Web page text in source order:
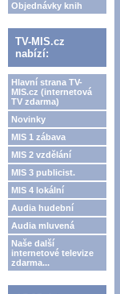
Objednávky knih
TV-MIS.cz
nabízí:
Hlavní strana TV-
MIS.cz (internetová
TV zdarma)
Novinky
MIS 1 zábava
MIS 2 vzdělání
MIS 3 publicist.
MIS 4 lokální
Audia hudební
Audia mluvená
Naše další
internetové televize
zdarma...